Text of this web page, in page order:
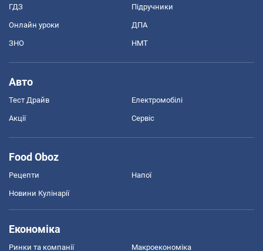
ГДЗ Підручники
Онлайн уроки ДПА
ЗНО НМТ
Авто
Тест Драйв Електромобілі
Акції Сервіс
Food Oboz
Рецепти Напої
Новини Кулінарії
Економіка
Ринки та компанії Макроекономіка